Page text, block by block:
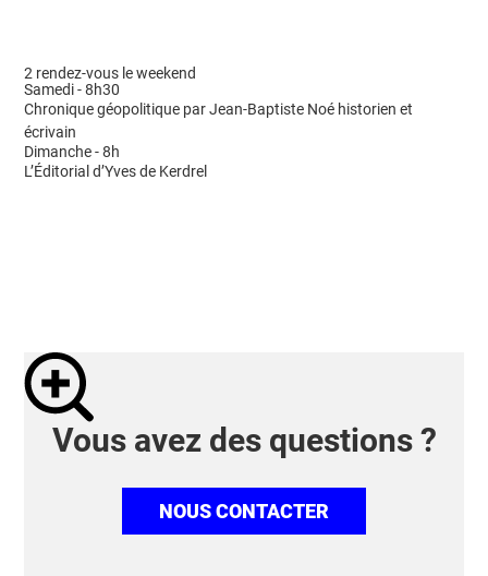
2 rendez-vous le weekend
Samedi - 8h30
Chronique géopolitique par Jean-Baptiste Noé historien et
écrivain
Dimanche - 8h
L’Éditorial d’Yves de Kerdrel
Vous avez des questions ?
NOUS CONTACTER